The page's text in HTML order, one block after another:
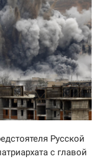
Русской
с главой